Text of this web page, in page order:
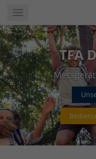
main
content
Toggle
navigation
TFA